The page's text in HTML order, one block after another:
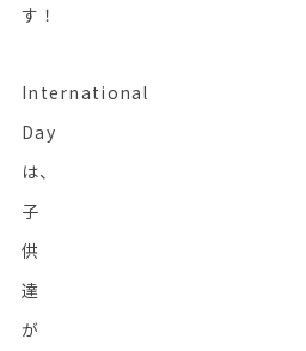
す！
International
Day
は、
子
供
達
が